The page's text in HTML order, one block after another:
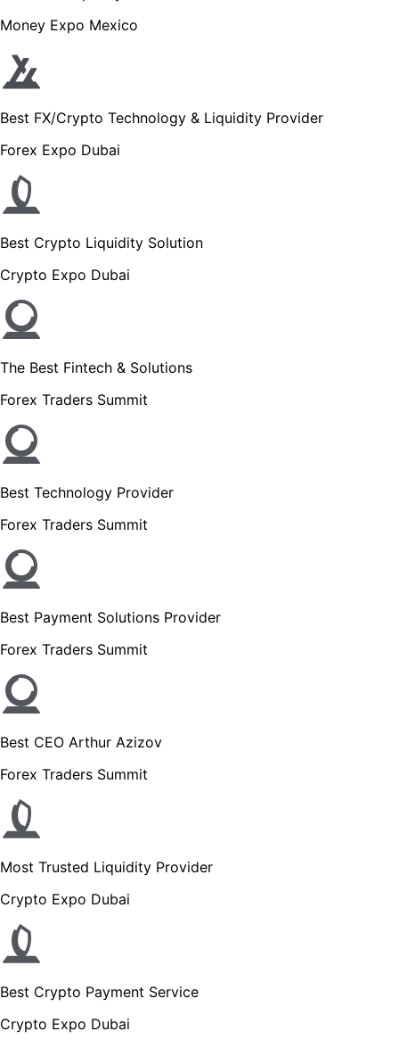
Money Expo Mexico
Best FX/Crypto Technology & Liquidity Provider
Forex Expo Dubai
Best Crypto Liquidity Solution
Crypto Expo Dubai
The Best Fintech & Solutions
Forex Traders Summit
Best Technology Provider
Forex Traders Summit
Best Payment Solutions Provider
Forex Traders Summit
Best CEO Arthur Azizov
Forex Traders Summit
Most Trusted Liquidity Provider
Crypto Expo Dubai
Best Crypto Payment Service
Crypto Expo Dubai